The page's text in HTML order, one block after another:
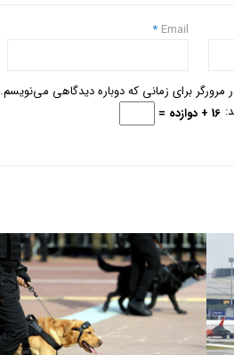
Email
*
مرورگر برای زمانی که دوباره دیدگاهی می‌نویسم.
16 + دوازده =